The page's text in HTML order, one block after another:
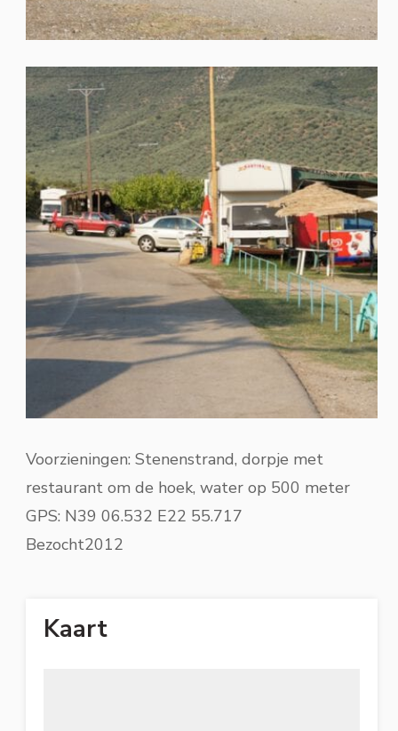
Voorzieningen: Stenenstrand, dorpje met
restaurant om de hoek, water op 500 meter
GPS: N39 06.532 E22 55.717
Bezocht2012
Kaart